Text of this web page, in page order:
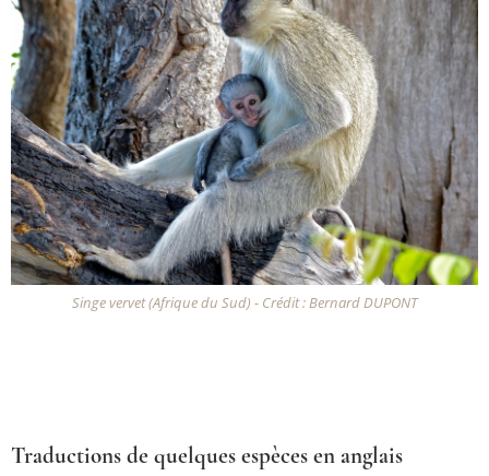
Singe vervet (Afrique du Sud) - Crédit : Bernard DUPONT
Traductions de quelques espèces en anglais